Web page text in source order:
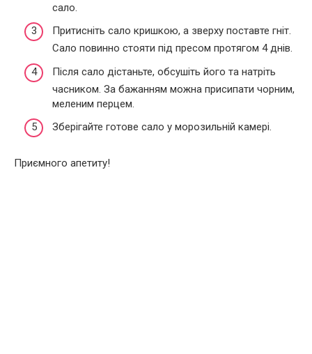
сало.
Притисніть сало кришкою, а зверху поставте гніт.
Сало повинно стояти під пресом протягом 4 днів.
Після сало дістаньте, обсушіть його та натріть
часником. За бажанням можна присипати чорним,
меленим перцем.
Зберігайте готове сало у морозильній камері.
Приємного апетиту!